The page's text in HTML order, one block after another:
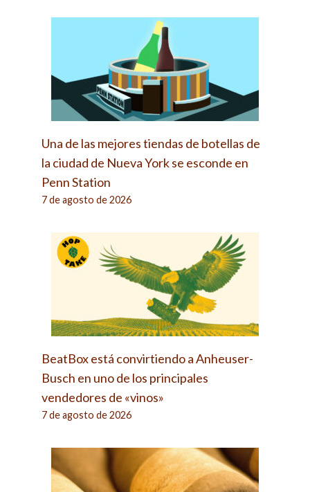
Una de las mejores tiendas de botellas de
la ciudad de Nueva York se esconde en
Penn Station
7 de agosto de 2026
BeatBox está convirtiendo a Anheuser-
Busch en uno de los principales
vendedores de «vinos»
7 de agosto de 2026